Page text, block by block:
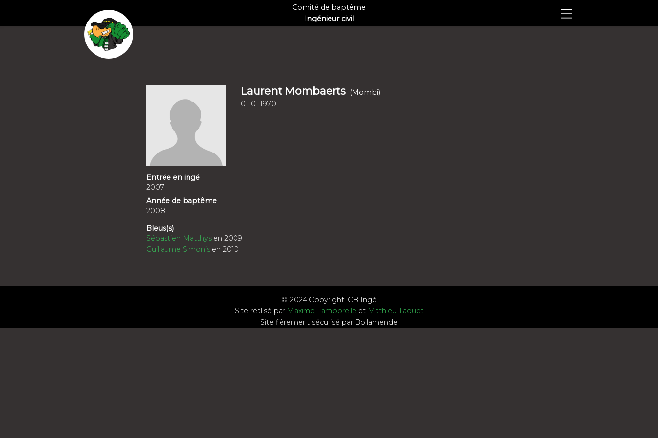
Comité de baptême
Ingénieur civil
Laurent Mombaerts (Mombi)
01-01-1970
Entrée en ingé
2007
Année de baptême
2008
Bleus(s)
Sébastien Matthysen 2009
Guillaume Simonisen 2010
© 2024 Copyright: CB Ingé
Site réalisé par Maxime Lamborelle et Mathieu Taquet
Site fièrement sécurisé par Bollamende